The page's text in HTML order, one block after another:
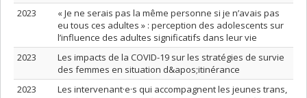
2023
« Je ne serais pas la même personne si je n’avais pas
eu tous ces adultes » : perception des adolescents sur
l’influence des adultes significatifs dans leur vie
2023
Les impacts de la COVID-19 sur les stratégies de survie
des femmes en situation d&apos;itinérance
2023
Les intervenant·e·s qui accompagnent les jeunes trans,